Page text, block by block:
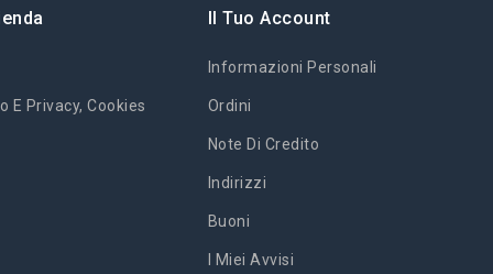
E Privacy, Cookies
Il Tuo Account
Informazioni Personali
Ordini
Note Di Credito
Indirizzi
Buoni
I Miei Avvisi